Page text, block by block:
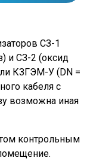
СЗ-1
и СЗ-2 (оксид
КЗГЭМ-У (DN =
кабеля с
возможна иная
контрольным